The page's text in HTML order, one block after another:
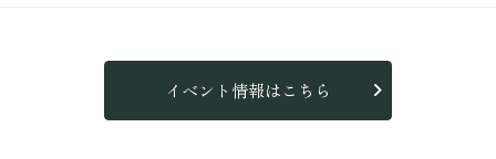
イベント情報はこちら